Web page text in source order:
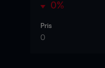
0%
Pris
0